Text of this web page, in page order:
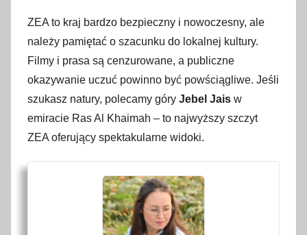
ZEA to kraj bardzo bezpieczny i nowoczesny, ale
należy pamiętać o szacunku do lokalnej kultury.
Filmy i prasa są cenzurowane, a publiczne
okazywanie uczuć powinno być powściągliwe. Jeśli
szukasz natury, polecamy góry Jebel Jais w
emiracie Ras Al Khaimah – to najwyższy szczyt
ZEA oferujący spektakularne widoki.